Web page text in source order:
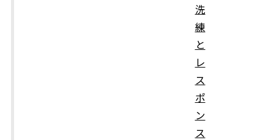
洗
練
と
レ
ス
ポ
ン
ス